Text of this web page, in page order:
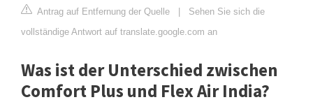
Antrag auf Entfernung der Quelle | Sehen Sie sich die
vollständige Antwort auf translate.google.com an
Was ist der Unterschied zwischen
Comfort Plus und Flex Air India?